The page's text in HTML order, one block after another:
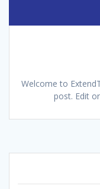
Welcome to
post. Edit